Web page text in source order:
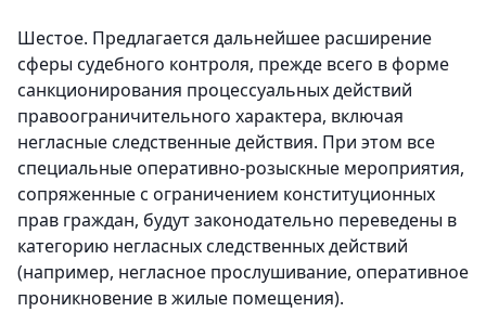
Шестое. Предлагается дальнейшее расширение
сферы судебного контроля, прежде всего в форме
санкционирования процессуальных действий
правоограничительного характера, включая
негласные следственные действия. При этом все
специальные оперативно-розыскные мероприятия,
сопряженные с ограничением конституционных
прав граждан, будут законодательно переведены в
категорию негласных следственных действий
(например, негласное прослушивание, оперативное
проникновение в жилые помещения).